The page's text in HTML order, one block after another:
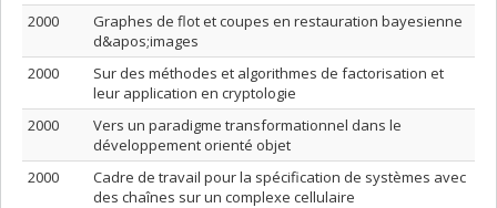
2000
Graphes de flot et coupes en restauration bayesienne
d&apos;images
2000
Sur des méthodes et algorithmes de factorisation et
leur application en cryptologie
2000
Vers un paradigme transformationnel dans le
développement orienté objet
2000
Cadre de travail pour la spécification de systèmes avec
des chaînes sur un complexe cellulaire